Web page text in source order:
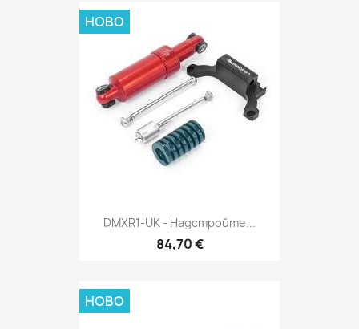
DMXR1-UK - Надстройте...
84,70 €
НОВО
НОВО